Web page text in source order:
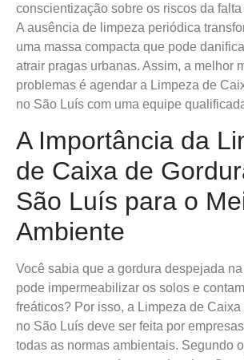
conscientização sobre os riscos da
A ausência de limpeza periódica
uma massa compacta que pode
atrair pragas urbanas. Assim, a melhor
problemas é agendar a Limpeza de
no São Luís com uma equipe
A Importância da
de Caixa de
São Luís para o
Ambiente
Você sabia que a gordura despejada
pode impermeabilizar os solos e
freáticos? Por isso, a Limpeza de Caixa
no São Luís deve ser feita por
todas as normas ambientais. Segundo